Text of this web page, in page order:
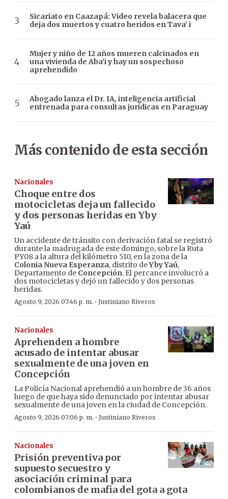
Sicariato en Caazapá: Video revela balacera que
deja dos muertos y cuatro heridos en Tava’ i
Mujer y niño de 12 años mueren calcinados en
una vivienda de Aba’i y hay un sospechoso
aprehendido
Abogado lanza el Dr. IA, inteligencia artificial
entrenada para consultas jurídicas en Paraguay
Más contenido de esta sección
Nacionales
Choque entre dos
motocicletas deja un fallecido
y dos personas heridas en Yby
Yaú
Un accidente de tránsito con derivación fatal se registró
durante la madrugada de este domingo, sobre la Ruta
PY08 a la altura del kilómetro 510, en la zona de la
Colonia Nueva Esperanza, distrito deYby Yaú,
Departamento de Concepción. El percance involucró a
dos motocicletas y dejó un fallecido y dos personas
heridas.
Agosto 9, 2026 07:46 p. m. · Justiniano Riveros
Nacionales
Aprehenden a hombre
acusado de intentar abusar
sexualmente de una joven en
Concepción
La Policía Nacional aprehendió a un hombre de 36 años
luego de que haya sido denunciado por intentar abusar
sexualmente de una joven en la ciudad de Concepción.
Agosto 9, 2026 07:06 p. m. · Justiniano Riveros
Nacionales
Prisión preventiva por
supuesto secuestro y
asociación criminal para
colombianos de mafia del gota a gota